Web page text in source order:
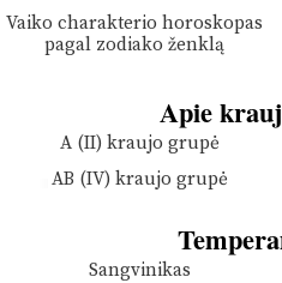
Vaiko charakterio horoskopas
pagal zodiako ženklą
Apie
A (II) kraujo grupė
AB (IV) kraujo grupė
Sangvinikas